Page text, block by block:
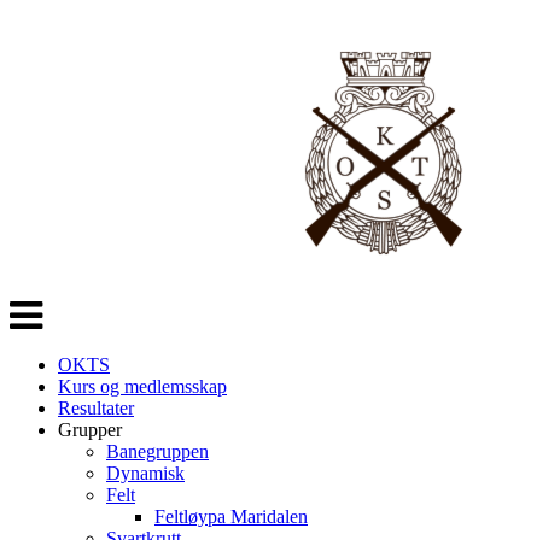
Veksle
navigasjon
OKTS
Kurs og medlemsskap
Resultater
Grupper
Banegruppen
Dynamisk
Felt
Feltløypa Maridalen